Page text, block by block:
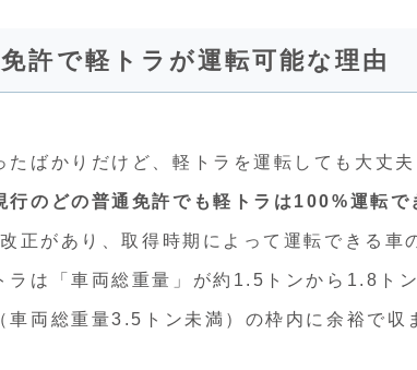
許で軽トラが運転可能な理由
たばかりだけど、軽トラを運転しても大丈
行のどの普通免許でも軽トラは100%運転で
正があり、取得時期によって運転できる車
ラは「車両総重量」が約1.5トンから1.8ト
車両総重量3.5トン未満）の枠内に余裕で収